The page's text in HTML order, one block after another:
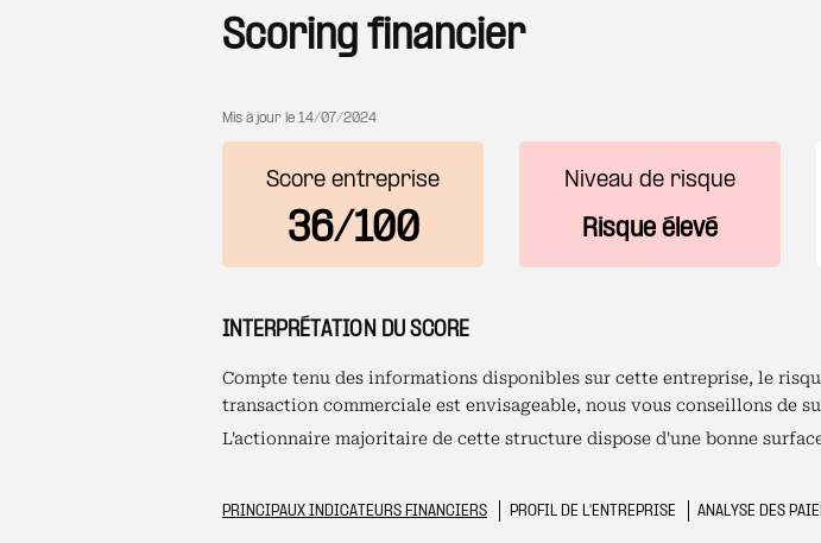
Scoring financier
Mis à jour le 14/07/2024
Score entreprise
36/100
Niveau de risque
Risque élevé
INTERPRÉTATION DU SCORE
Compte tenu des informations disponibles sur cette entreprise, le
transaction commerciale est envisageable, nous vous conseillons de
L'actionnaire majoritaire de cette structure dispose d'une bonne
PRINCIPAUX INDICATEURS FINANCIERS PROFIL DE L'ENTREPRISE ANALYSE DES